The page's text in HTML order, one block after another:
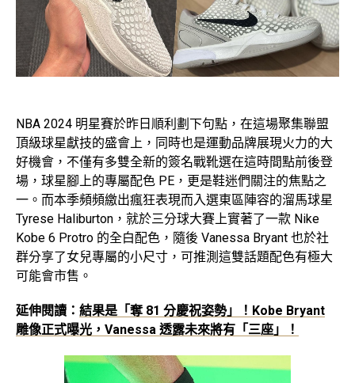
NBA 2024 明星賽於昨日順利劃下句點，在這場聚集聯盟
頂級球星獻技的盛會上，同時也是運動品牌展現火力的大
好機會，不僅有多雙全新的簽名戰靴選在這時間點前後登
場，球星腳上的專屬配色 PE，更是鞋迷們關注的焦點之
一。而本季頻頻繳出瘋狂表現而入選東區陣容的溜馬球星
Tyrese Haliburton，就於三分球大賽上實著了一款 Nike
Kobe 6 Protro 的全白配色，隨後 Vanessa Bryant 也於社
群分享了女兒專屬的小尺寸，可推測這雙話題配色有極大
可能會市售。
延伸閱讀： 結果是「奪 81 分慶祝姿勢」！Kobe Bryant
雕像正式曝光，Vanessa 透露未來將有「三座」！